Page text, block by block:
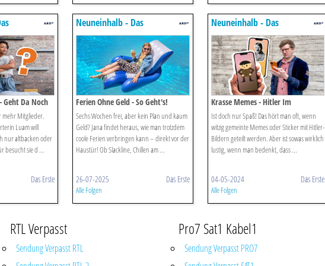
Für Kinder
Geht Da Noch
mehr Mitglieder.
Luam will
nur altbacken oder
besucht sie d ...
Das Erste
Neuneinhalb - Das
Reportermagazin Für Kinder
Ferien Ohne Geld - So Geht's!
Sechs Wochen frei, aber kein Plan und kaum
Geld? Jana findet heraus, wie man trotzdem
coole Ferien verbringen kann – direkt vor der
Haustür! Ob Slackline, Chillen am ...
26-07-2025 Das Erste
Alle Folgen
Neuneinhalb - Das
Reportermagazin Für Kinder
Krasse Memes - Hitler Im
Klassenchat
Ist doch nur Spaß! Das hört man oft, wenn
witzig gemeinte Memes oder Sticker mit Hitler-
Bildern geteilt werden. Aber ist sowas wirklich
lustig, wenn man bedenkt, dass ...
04-05-2024 Das Erste
Alle Folgen
RTL Verpasst
Sendung Verpasst RTL
Pro7 Sat1 Kabel1
Sendung Verpasst PRO7